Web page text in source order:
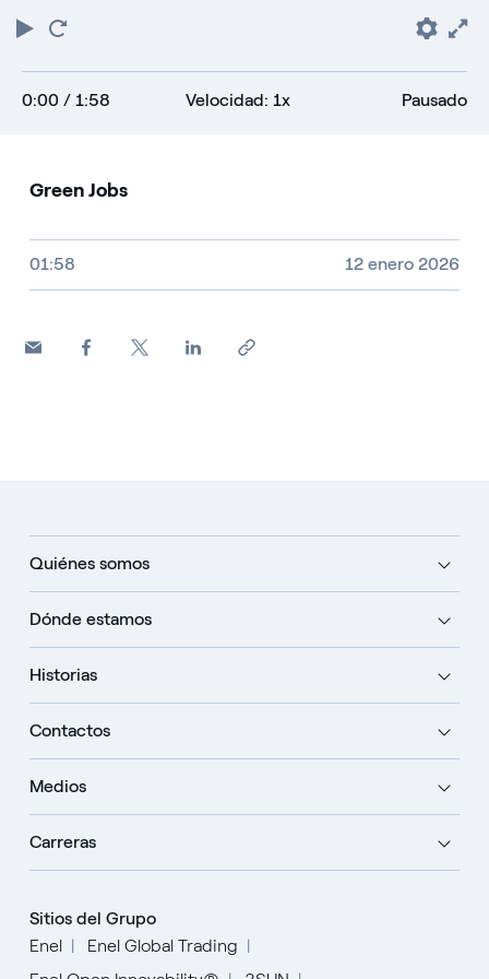
Play
0:00 / 1:58 Velocidad: 1x Pausado
Green Jobs
Tamaño del vídeo, duración y tipo de fichero
01:58 12 enero 2026
Quiénes somos
Dónde estamos
Historias
Contactos
Medios
Carreras
Sitios del Grupo
Enel
Enel Global Trading